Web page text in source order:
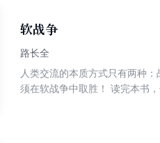
软战争
路长全
人类交流的本质方式只有两种：战争和营销！ 营销，是和平状态下导致财富不断流转的
须在软战争中取胜！ 读完本书，你会找到在这场软战争中生存、扎根、长大的大种源动力，你不会再用管理骆驼的方法来管